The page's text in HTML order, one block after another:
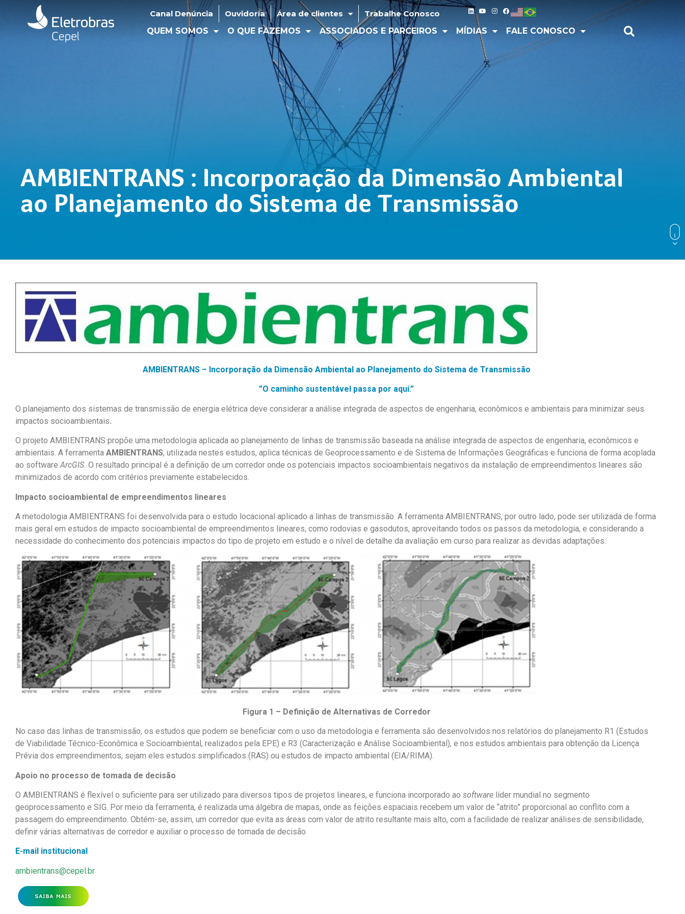
Canal Denúncia Ouvidoria Área de clientes Trabalhe Conosco
QUEM SOMOS O QUE FAZEMOS ASSOCIADOS E PARCEIROS MÍDIAS FALE CONOSCO
Canal Denúncia Ouvidoria Área de clientes
Trabalhe Conosco
QUEM SOMOS
O QUE FAZEMOS ASSOCIADOS E PARCEIROS MÍDIAS FALE CONOSCO
AMBIENTRANS : Incorporação da Dimensão Ambiental
ao Planejamento do Sistema de Transmissão
AMBIENTRANS – Incorporação da Dimensão Ambiental ao Planejamento do Sistema de Transmissão
”O caminho sustentável passa por aqui.”
O planejamento dos sistemas de transmissão de energia elétrica deve considerar a análise integrada de aspectos de engenharia, econômicos e ambientais para minimizar seus
impactos socioambientais.
O projeto AMBIENTRANS propõe uma metodologia aplicada ao planejamento de linhas de transmissão baseada na análise integrada de aspectos de engenharia, econômicos e
ambientais. A ferramenta AMBIENTRANS, utilizada nestes estudos, aplica técnicas de Geoprocessamento e de Sistema de Informações Geográficas e funciona de forma acoplada
ao softwareArcGIS. O resultado principal é a definição de um corredor onde os potenciais impactos socioambientais negativos da instalação de empreendimentos lineares são
minimizados de acordo com critérios previamente estabelecidos.
Impacto socioambiental de empreendimentos lineares
A metodologia AMBIENTRANS foi desenvolvida para o estudo locacional aplicado a linhas de transmissão. A ferramenta AMBIENTRANS, por outro lado, pode ser utilizada de forma
mais geral em estudos de impacto socioambiental de empreendimentos lineares, como rodovias e gasodutos, aproveitando todos os passos da metodologia, e considerando a
necessidade do conhecimento dos potenciais impactos do tipo de projeto em estudo e o nível de detalhe da avaliação em curso para realizar as devidas adaptações.
Figura 1 – Definição de Alternativas de Corredor
No caso das linhas de transmissão, os estudos que podem se beneficiar com o uso da metodologia e ferramenta são desenvolvidos nos relatórios do planejamento R1 (Estudos
de Viabilidade Técnico-Econômica e Socioambiental, realizados pela EPE) e R3 (Caracterização e Análise Socioambiental), e nos estudos ambientais para obtenção da Licença
Prévia dos empreendimentos, sejam eles estudos simplificados (RAS) ou estudos de impacto ambiental (EIA/RIMA).
Apoio no processo de tomada de decisão
O AMBIENTRANS é flexível o suficiente para ser utilizado para diversos tipos de projetos lineares, e funciona incorporado ao software líder mundial no segmento
geoprocessamento e SIG. Por meio da ferramenta, é realizada uma álgebra de mapas, onde as feições espaciais recebem um valor de “atrito” proporcional ao conflito com a
passagem do empreendimento. Obtém-se, assim, um corredor que evita as áreas com valor de atrito resultante mais alto, com a facilidade de realizar análises de sensibilidade,
definir várias alternativas de corredor e auxiliar o processo de tomada de decisão
E-mail institucional
ambientrans@cepel.br